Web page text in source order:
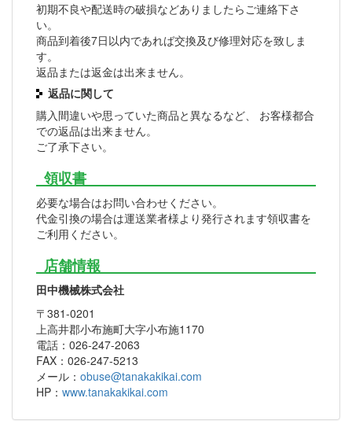
初期不良や配送時の破損などありましたらご連絡下さ
い。
商品到着後7日以内であれば交換及び修理対応を致しま
す。
返品または返金は出来ません。
返品に関して
購入間違いや思っていた商品と異なるなど、 お客様都合
での返品は出来ません。
ご了承下さい。
領収書
必要な場合はお問い合わせください。
代金引換の場合は運送業者様より発行されます領収書を
ご利用ください。
店舗情報
田中機械株式会社
〒381-0201
上高井郡小布施町大字小布施1170
電話：026-247-2063
FAX：026-247-5213
メール： obuse@tanakakikai.com
HP： www.tanakakikai.com